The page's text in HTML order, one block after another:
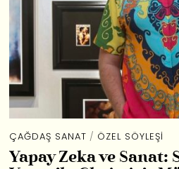
ÇAĞDAŞ SANAT / ÖZEL SÖYLEŞI
Yapay Zeka ve Sanat: